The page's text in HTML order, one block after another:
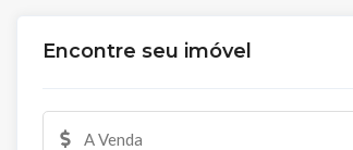
Encontre seu imóvel
A Venda